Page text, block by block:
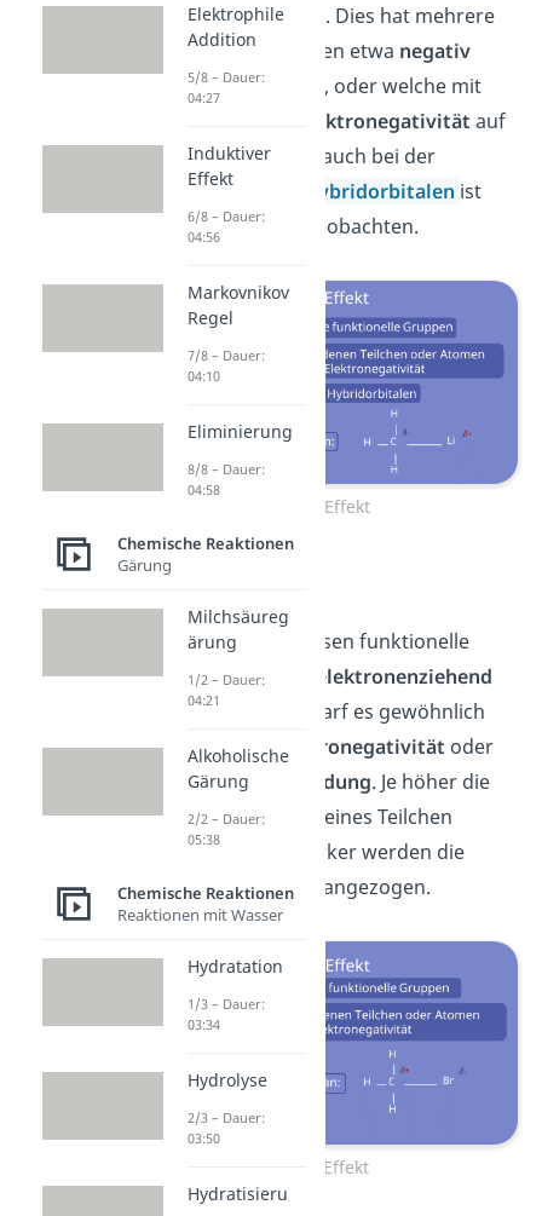
einen+I Effekt
auf. Dies hat mehrere
Ursachen. So wirken etwa negativ
geladene Teilchen , oder welche mit
Elektronegativität auf
diese Weise. Aber auch bei der
Ausbildung von
Hybridorbitalen ist
dieser Effekt zu beobachten.
+I Effekt
-I Effekt
Einen-I Effekt
weisen funktionelle
Gruppen auf, die
elektronenziehend
wirken. Dafür bedarf es gewöhnlich
einerhohenElektronegativität oder
einerpositiven Ladung. Je höher die
Elektronegativität eines Teilchen
ausfällt, umso stärker werden die
Elektronen davon angezogen.
-I Effekt
Elektrophile
Addition
5/8 – Dauer:
04:27
Induktiver
Effekt
6/8 – Dauer:
04:56
Markovnikov
Regel
7/8 – Dauer:
04:10
Eliminierung
8/8 – Dauer:
04:58
Chemische Reaktionen
Gärung
Milchsäureg
ärung
1/2 – Dauer:
04:21
Alkoholische
Gärung
2/2 – Dauer:
05:38
Chemische Reaktionen
Reaktionen mit Wasser
Hydratation
1/3 – Dauer:
03:34
Hydrolyse
2/3 – Dauer:
03:50
Hydratisieru